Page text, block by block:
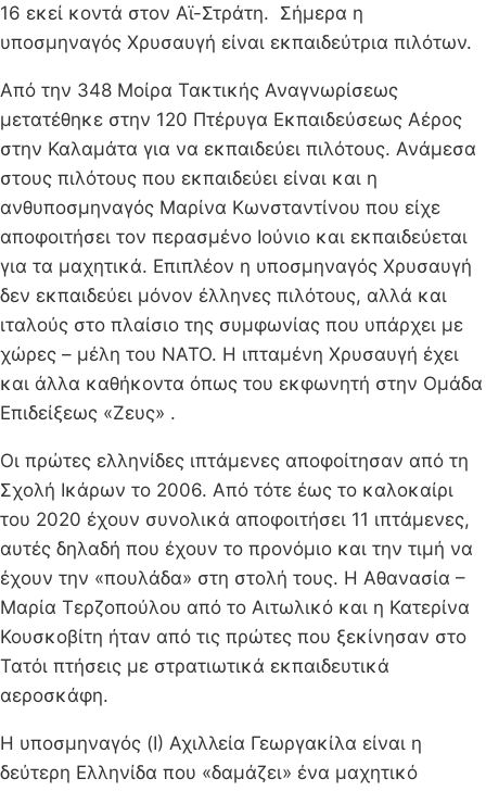
16 εκεί κοντά στον Αϊ-Στράτη. Σήμερα η
υποσμηναγός Χρυσαυγή είναι εκπαιδεύτρια πιλότων.
Από την 348 Μοίρα Τακτικής Αναγνωρίσεως
μετατέθηκε στην 120 Πτέρυγα Εκπαιδεύσεως Αέρος
στην Καλαμάτα για να εκπαιδεύει πιλότους. Ανάμεσα
στους πιλότους που εκπαιδεύει είναι και η
ανθυποσμηναγός Μαρίνα Κωνσταντίνου που είχε
αποφοιτήσει τον περασμένο Ιούνιο και εκπαιδεύεται
για τα μαχητικά. Επιπλέον η υποσμηναγός Χρυσαυγή
δεν εκπαιδεύει μόνον έλληνες πιλότους, αλλά και
ιταλούς στο πλαίσιο της συμφωνίας που υπάρχει με
χώρες – μέλη του ΝΑΤΟ. Η ιπταμένη Χρυσαυγή έχει
και άλλα καθήκοντα όπως του εκφωνητή στην Ομάδα
Επιδείξεως «Ζευς» .
Οι πρώτες ελληνίδες ιπτάμενες αποφοίτησαν από τη
Σχολή Ικάρων το 2006. Από τότε έως το καλοκαίρι
του 2020 έχουν συνολικά αποφοιτήσει 11 ιπτάμενες,
αυτές δηλαδή που έχουν το προνόμιο και την τιμή να
έχουν την «πουλάδα» στη στολή τους. Η Αθανασία –
Μαρία Τερζοπούλου από το Αιτωλικό και η Κατερίνα
Κουσκοβίτη ήταν από τις πρώτες που ξεκίνησαν στο
Τατόι πτήσεις με στρατιωτικά εκπαιδευτικά
αεροσκάφη.
H υποσμηναγός (Ι) Αχιλλεία Γεωργακίλα είναι η
δεύτερη Ελληνίδα που «δαμάζει» ένα μαχητικό